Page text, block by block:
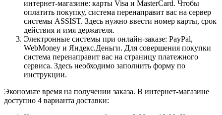
интернет-магазине: карты Visa и MasterCard. Чтобы
оплатить покупку, система перенаправит вас на сервер
системы ASSIST. Здесь нужно ввести номер карты, срок
действия и имя держателя.
Электронные системы при онлайн-заказе: PayPal,
WebMoney и Яндекс.Деньги. Для совершения покупки
система перенаправит вас на страницу платежного
сервиса. Здесь необходимо заполнить форму по
инструкции.
Экономьте время на получении заказа. В интернет-магазине
доступно 4 варианта доставки: